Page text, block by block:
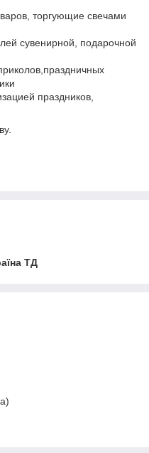
торгующие свечами
сувенирной, подарочной
праздников,
ТД